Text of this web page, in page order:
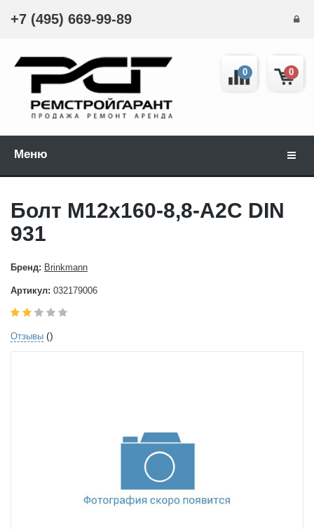
+7 (495) 669-99-89
0
0
Меню
Болт М12x160-8,8-A2C DIN
931
Бренд: Brinkmann
Артикул: 032179006
Отзывы ()